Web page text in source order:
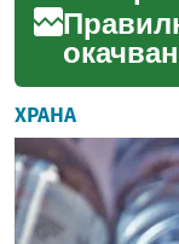
често...
ХРАНА